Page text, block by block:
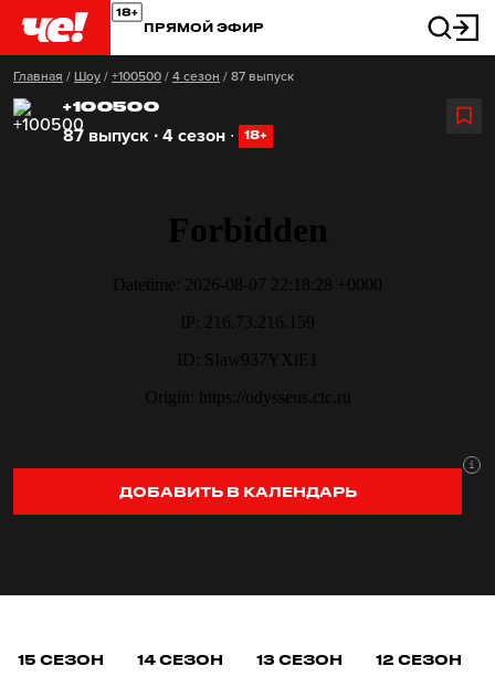
ПРЯМОЙ ЭФИР
Главная / Шоу / +100500 / 4 сезон / 87 выпуск
+100500
87 выпуск ∙ 4 сезон ∙ 18+
ДОБАВИТЬ В КАЛЕНДАРЬ
15 СЕЗОН 14 СЕЗОН 13 СЕЗОН 12 СЕЗОН